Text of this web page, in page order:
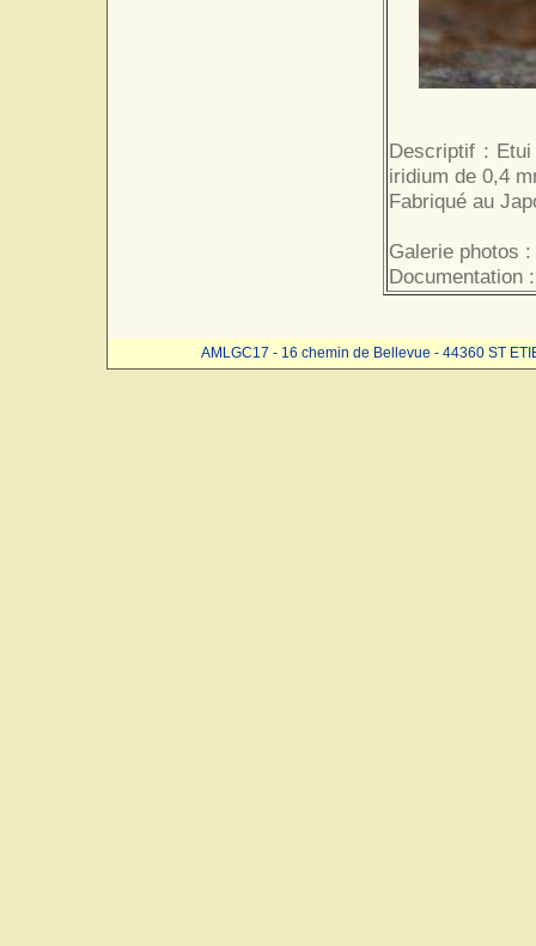
Descriptif :
iridium de 0,4
Fabriqué au
Galerie photos :
Documentation :
AMLGC17 - 16 chemin de Bellevue - 44360 ST